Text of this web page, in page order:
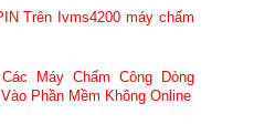
Trên Ivms4200 máy chấm
Máy Chấm Công Dòng
Phần Mềm Không Online